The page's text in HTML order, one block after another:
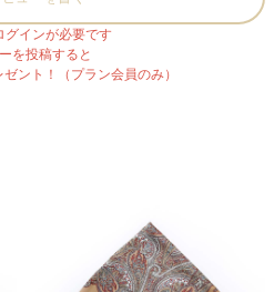
グインが必要です
を投稿すると
ント！（プラン会員のみ）